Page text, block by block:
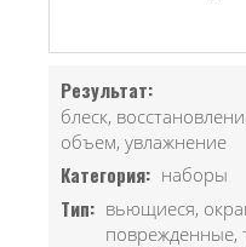
Результат:
блеск,
объем, увлажнение
Категория: наборы
Тип: вьющиеся,
поврежденные,